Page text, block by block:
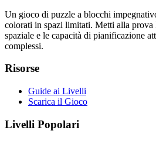
Un gioco di puzzle a blocchi
colorati in spazi limitati. Metti alla prova
spaziale e le capacità di pianificazione
complessi.
Risorse
Guide ai Livelli
Scarica il Gioco
Livelli Popolari